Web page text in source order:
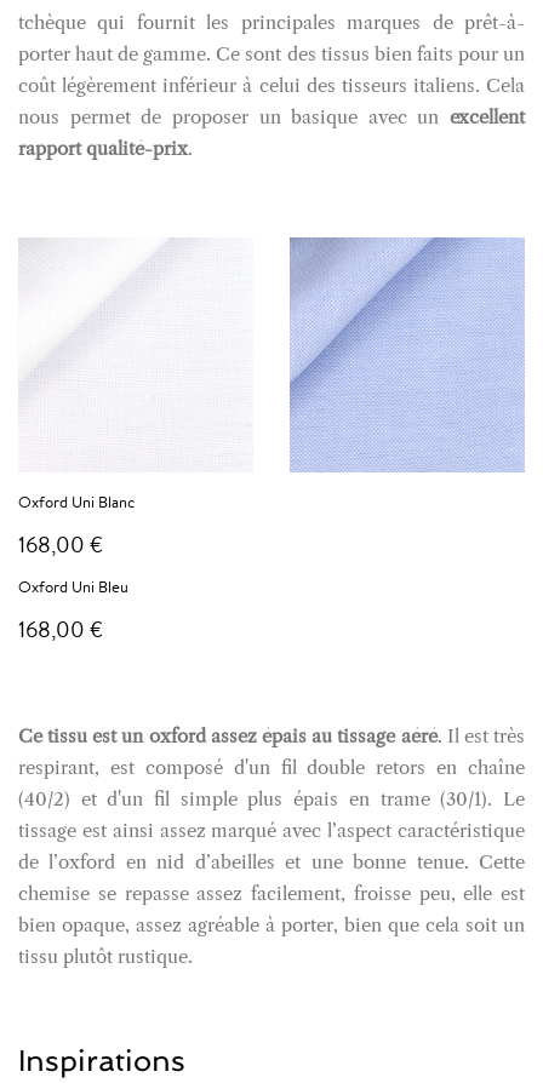
tchèque qui fournit les principales marques de prêt-à-
porter haut de gamme. Ce sont des tissus bien faits pour un
coût légèrement inférieur à celui des tisseurs italiens. Cela
nous permet de proposer un basique avec un excellent
rapport qualité-prix.
Oxford Uni Blanc
168,00 €
Oxford Uni Bleu
168,00 €
Ce tissu est un oxford assez épais au tissage aéré. Il est très
respirant, est composé d'un fil double retors en chaîne
(40/2) et d'un fil simple plus épais en trame (30/1). Le
tissage est ainsi assez marqué avec l’aspect caractéristique
de l’oxford en nid d’abeilles et une bonne tenue. Cette
chemise se repasse assez facilement, froisse peu, elle est
bien opaque, assez agréable à porter, bien que cela soit un
tissu plutôt rustique.
Inspirations